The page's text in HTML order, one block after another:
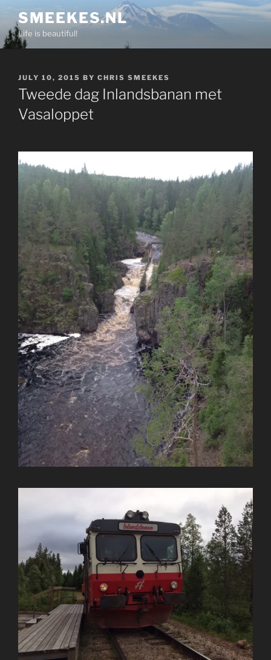
content
SMEEKES.NL
Life is beautiful!
POSTED
ON
JULY 10, 2015 BY CHRIS SMEEKES
Tweede dag Inlandsbanan met
Vasaloppet